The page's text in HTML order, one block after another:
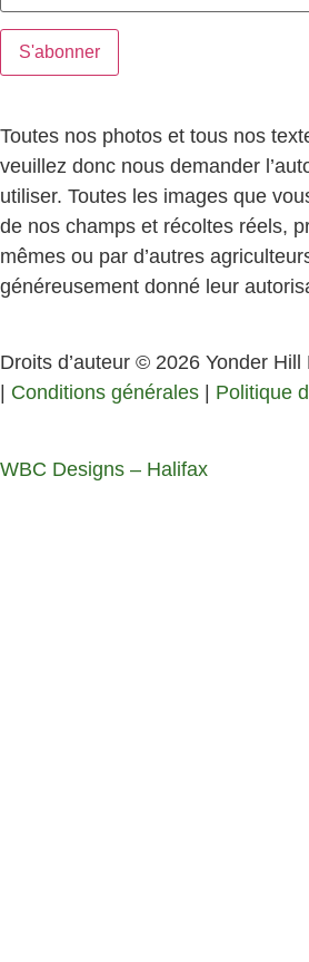
Toutes nos photos et tous nos
veuillez donc nous demander
utiliser. Toutes les images que
de nos champs et récoltes réels,
mêmes ou par d’autres
généreusement donné leur
Droits d’auteur © 2026 Yonder Hill
Conditions générales Politique
WBC Designs – Halifax